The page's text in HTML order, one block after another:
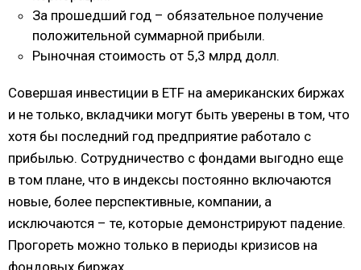
За прошедший год – обязательное получение
положительной суммарной прибыли.
Рыночная стоимость от 5,3 млрд долл.
Совершая инвестиции в ETF на американских биржах
и не только, вкладчики могут быть уверены в том, что
хотя бы последний год предприятие работало с
прибылью. Сотрудничество с фондами выгодно еще
в том плане, что в индексы постоянно включаются
новые, более перспективные, компании, а
исключаются – те, которые демонстрируют падение.
Прогореть можно только в периоды кризисов на